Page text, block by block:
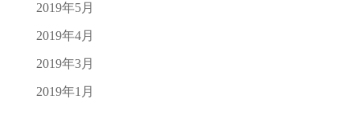
2019年5月
2019年4月
2019年3月
2019年1月